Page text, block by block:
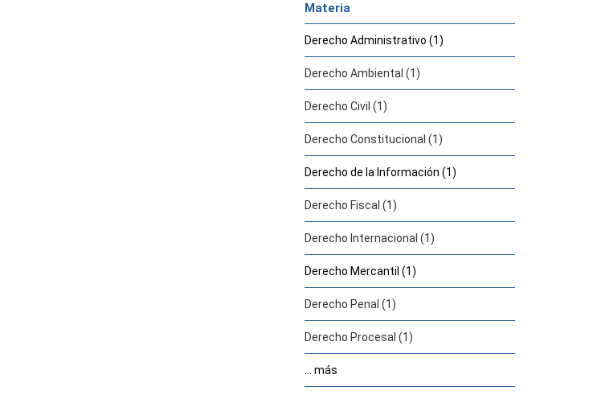
Materia
Derecho Administrativo (1)
Derecho Ambiental (1)
Derecho Civil (1)
Derecho Constitucional (1)
Derecho de la Información (1)
Derecho Fiscal (1)
Derecho Internacional (1)
Derecho Mercantil (1)
Derecho Penal (1)
Derecho Procesal (1)
... más